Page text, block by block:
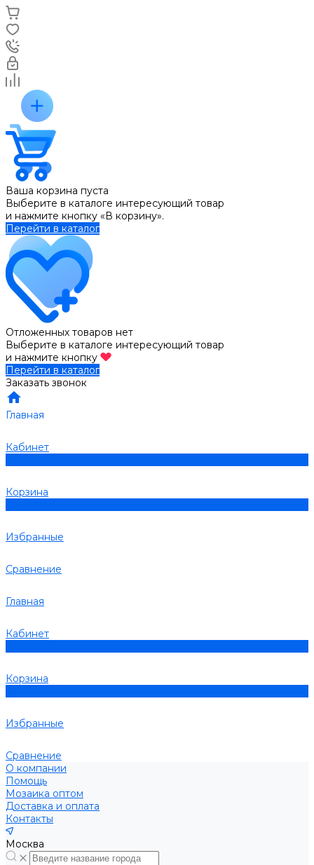
Ваша корзина пуста
Выберите в каталоге интересующий товар
и нажмите кнопку «В корзину».
Перейти в каталог
Отложенных товаров нет
Выберите в каталоге интересующий товар
и нажмите кнопку
Перейти в каталог
Заказать звонок
Главная
Кабинет
Корзина
Избранные
Сравнение
Главная
Кабинет
Корзина
Избранные
Сравнение
О компании
Помощь
Мозаика оптом
Доставка и оплата
Контакты
Москва